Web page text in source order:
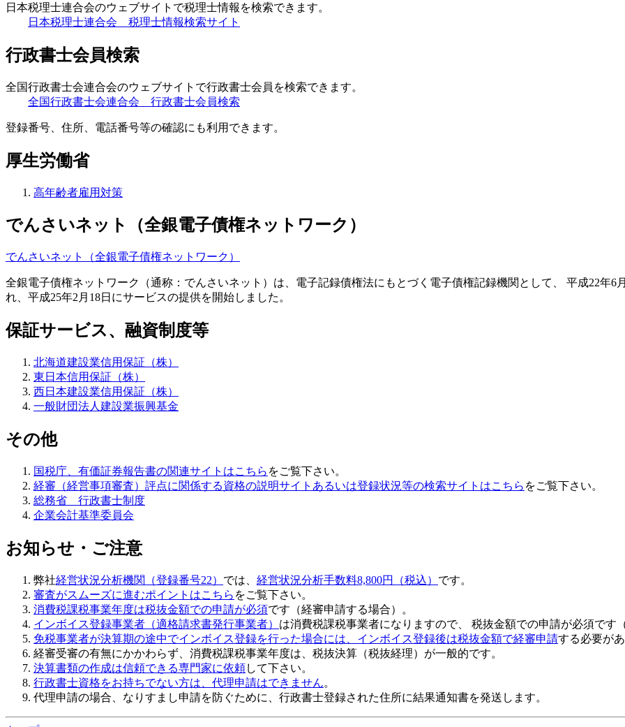
日本税理士連合会のウェブサイトで税理士情報を検索できます。
日本税理士連合会 税理士情報検索サイト
行政書士会員検索
全国行政書士会連合会のウェブサイトで行政書士会員を検索できます。
全国行政書士会連合会 行政書士会員検索
登録番号、住所、電話番号等の確認にも利用できます。
厚生労働省
高年齢者雇用対策
でんさいネット（全銀電子債権ネットワーク）
でんさいネット（全銀電子債権ネットワーク）
全銀電子債権ネットワーク（通称：でんさいネット）は、電子記録債権法にもとづく電子債権記録機関として、 平成22年
れ、平成25年2月18日にサービスの提供を開始しました。
保証サービス、融資制度等
北海道建設業信用保証（株）
東日本信用保証（株）
西日本建設業信用保証（株）
一般財団法人建設業振興基金
その他
国税庁、有価証券報告書の関連サイトはこちら をご覧下さい。
経審（経営事項審査）評点に関係する資格の説明サイトあるいは登録状況等の検索サイトはこちら をご覧下さい。
総務省 行政書士制度
企業会計基準委員会
お知らせ・ご注意
弊社経営状況分析機関（登録番号22） では、 経営状況分析手数料8,800円（税込） です。
審査がスムーズに進むポイントはこちら をご覧下さい。
消費税課税事業年度は税抜金額での申請が必須です（経審申請する場合）。
インボイス登録事業者（適格請求書発行事業者） は消費税課税事業者になりますので、 税抜金額での申請が必須です
免税事業者が決算期の途中でインボイス登録を行った場合には、インボイス登録後は税抜金額で経審申請する必要が
経審受審の有無にかかわらず、 消費税課税事業年度は、税抜決算（税抜経理）が一般的です。
決算書類の作成は信頼できる専門家に依頼して下さい。
行政書士資格をお持ちでない方は、代理申請はできません。
代理申請の場合、なりすまし申請を防ぐために、行政書士登録された住所に結果通知書を発送します。